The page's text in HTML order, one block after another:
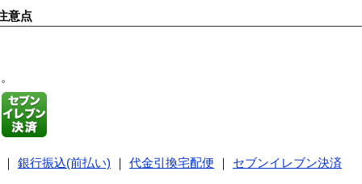
意点
銀行振込(前払い) 代金引換宅配便 セブンイレブン決済